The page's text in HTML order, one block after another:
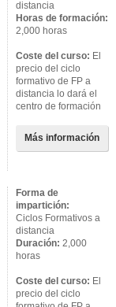
distancia
Horas de formación:
2,000 horas
Coste del curso: El
precio del ciclo
formativo de FP a
distancia lo dará el
centro de formación
Más información
Forma de
impartición:
Ciclos Formativos a
distancia
Duración: 2,000
horas
Coste del curso: El
precio del ciclo